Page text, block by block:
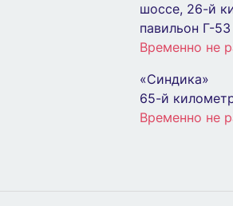
шоссе, 26-й
павильон Г-53
Временно не
«Синдика»
65-й
Временно не